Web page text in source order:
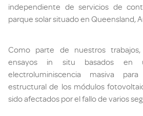
independiente de servicios de
parque solar situado en Queensland,
Como parte de nuestros
ensayos in situ basados en
electroluminiscencia masiva
estructural de los módulos
sido afectados por el fallo de varios